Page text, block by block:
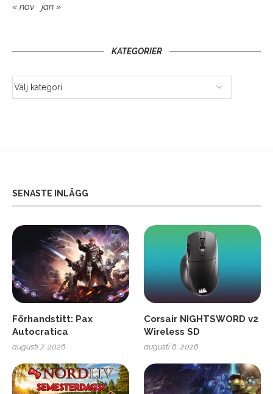
« nov jan »
KATEGORIER
SENASTE INLÄGG
Förhandstitt: Pax
Autocratica
augusti 7, 2026
Corsair NIGHTSWORD v2
Wireless SD
augusti 6, 2026